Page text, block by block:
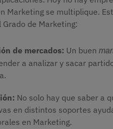
Marketing se multiplique.
de Marketing:
de mercados: Un buen
a analizar y sacar
No solo hay que saber a
en distintos soportes
en Marketing.